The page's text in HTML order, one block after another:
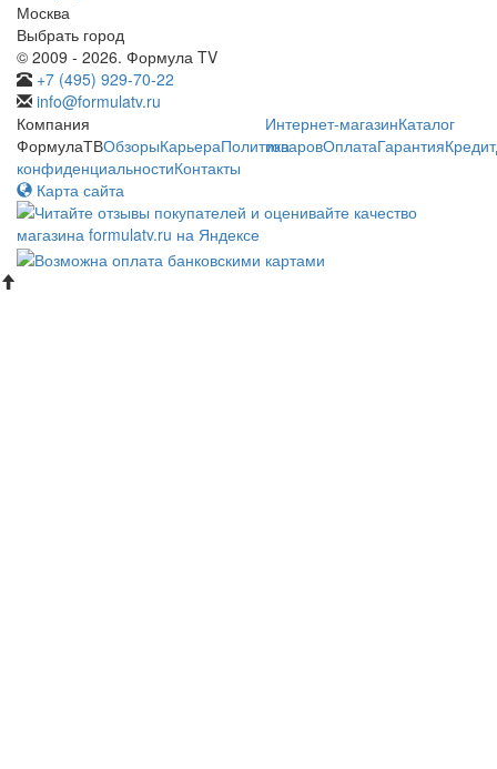
Москва
Выбрать город
© 2009 - 2026. Формула TV
+7 (495) 929-70-22
info@formulatv.ru
Компания
ФормулаТВОбзорыКарьераПолитика
конфиденциальностиКонтакты
Интернет-магазинКаталог
товаровОплатаГарантияКредит
Карта сайта